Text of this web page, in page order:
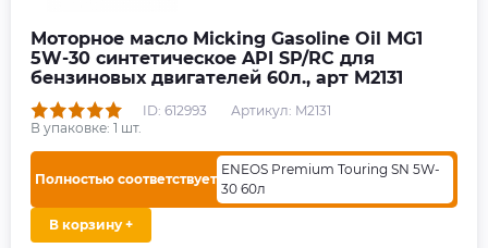
Моторное масло Micking Gasoline Oil MG1
5W-30 синтетическое API SP/RC для
бензиновых двигателей 60л., арт M2131
ID: 612993
Артикул: M2131
В упаковке: 1 шт.
Полностью соответствует
ENEOS Premium Touring SN 5W-
30 60л
В корзину +